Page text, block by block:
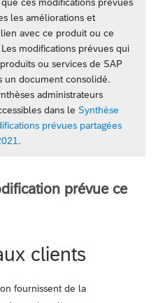
les améliorations et
avec ce produit ou ce
modifications prévues qui
ou services de SAP
un document consolidé.
administrateurs
dans le Synthèse
prévues partagées
.
prévue ce
clients
fournissent de la